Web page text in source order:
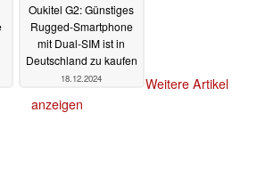
Oukitel G2: Günstiges
Rugged-Smartphone
mit Dual-SIM ist in
Deutschland zu kaufen
18.12.2024
Weitere Artikel
anzeigen